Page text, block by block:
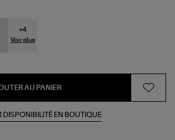
+4
Voir plus
AU PANIER
DISPONIBILITÉ EN BOUTIQUE